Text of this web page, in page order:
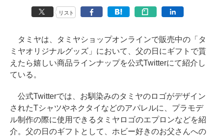
リスト
タミヤは、タミヤショップオンラインで販売中の「タ
ミヤオリジナルグッズ」において、父の日にギフトで貰
えたら嬉しい商品ラインナップを公式Twitterにて紹介し
ている。
公式Twitterでは、お馴染みのタミヤのロゴがデザイン
されたTシャツやネクタイなどのアパレルに、プラモデ
ル制作の際に使用できるタミヤロゴのエプロンなどを紹
介。父の日のギフトとして、ホビー好きのお父さんへの